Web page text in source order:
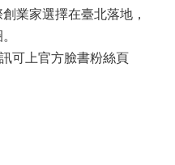
業家選擇在臺北落地，
可上官方臉書粉絲頁